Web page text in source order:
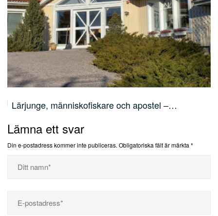
Lärjunge, människofiskare och apostel –…
Lämna ett svar
Din e-postadress kommer inte publiceras. Obligatoriska fält är märkta *